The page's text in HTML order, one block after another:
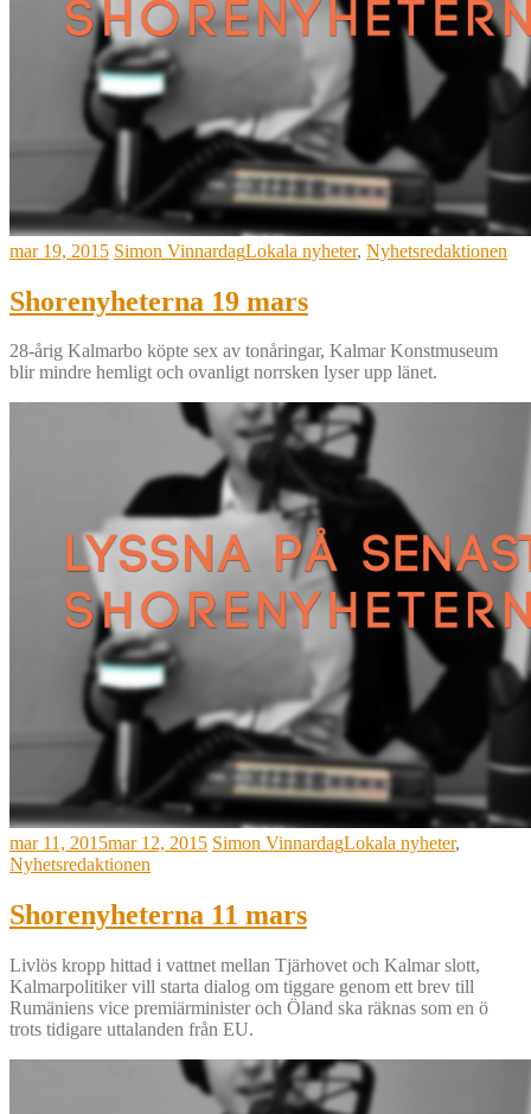
mar 19, 2015 Simon VinnardagLokala nyheter, Nyhetsredaktionen
Shorenyheterna 19 mars
28-årig Kalmarbo köpte sex av tonåringar, Kalmar Konstmuseum
blir mindre hemligt och ovanligt norrsken lyser upp länet.
mar 11, 2015mar 12, 2015 Simon VinnardagLokala nyheter,
Nyhetsredaktionen
Shorenyheterna 11 mars
Livlös kropp hittad i vattnet mellan Tjärhovet och Kalmar slott,
Kalmarpolitiker vill starta dialog om tiggare genom ett brev till
Rumäniens vice premiärminister och Öland ska räknas som en ö
trots tidigare uttalanden från EU.